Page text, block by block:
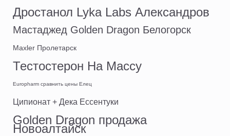
Дростанол Lyka Labs Александров
Мастаджед Golden Dragon Белогорск
Maxler Пролетарск
Тестостерон На Массу
Europharm сравнить цены Елец
Ципионат + Дека Ессентуки
Golden Dragon продажа
Новоалтайск